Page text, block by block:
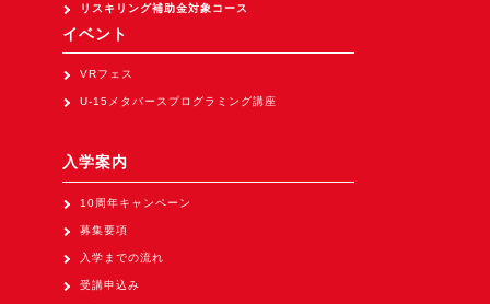
XRビジネスフォーラム
《展示会》
オートモーティブワールド2026
（1/21～23東京ビッグサイト）に出展。
（5/27～28 秋葉原UDX）に出展。
《求人》
リスキリング補助金対象コース
イベント
VRフェス
U-15メタバースプログラミング講座
入学案内
10周年キャンペーン
募集要項
入学までの流れ
受講申込み